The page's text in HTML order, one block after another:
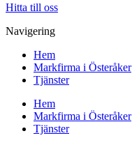
Hitta till oss
Navigering
Hem
Markfirma i Österåker
Tjänster
Hem
Markfirma i Österåker
Tjänster